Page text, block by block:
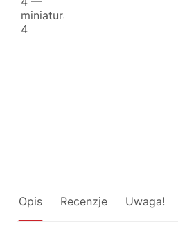
Opis Recenzje Uwaga!